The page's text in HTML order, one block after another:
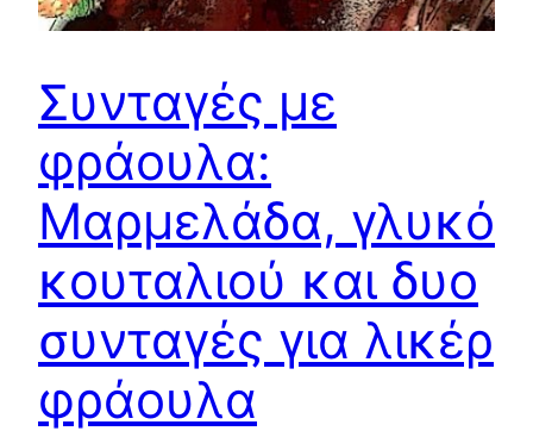
Συνταγές με
φράουλα:
Μαρμελάδα, γλυκό
κουταλιού και δυο
συνταγές για λικέρ
φράουλα